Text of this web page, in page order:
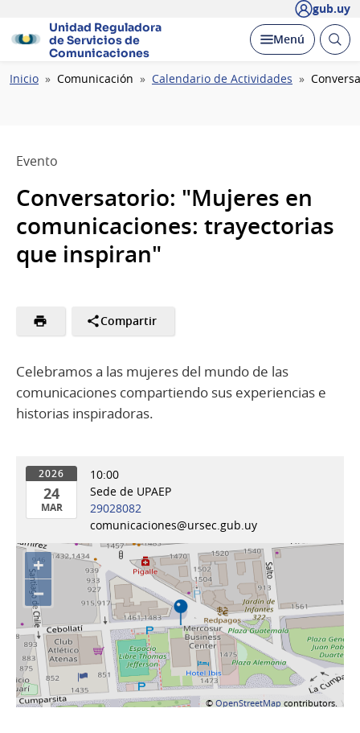
gub.uy
Unidad Reguladora
de Servicios de
Comunicaciones
Desplegar
Menú Abrir
Ruta
Inicio Comunicación Calendario de Actividades
Evento
Conversatorio: "Mujeres en
comunicaciones: trayectorias
que inspiran"
Compartir
Celebramos a las mujeres del mundo de las
comunicaciones compartiendo sus experiencias e
historias inspiradoras.
2026
24
MAR
de
Mar
del
2026
10:00
Sede de UPAEP
29028082
comunicaciones@ursec.gub.uy
+
−
©OpenStreetMap contributors.